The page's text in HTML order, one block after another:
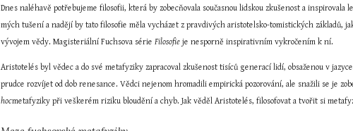
Dnes naléhavě potřebujeme filosofii, která by zobecňovala současnou lidskou zkušenost a inspirovala
mých tušení a nadějí by tato filosofie měla vycházet z pravdivých aristotelsko-tomistických základů,
vývojem vědy. Magisteriální Fuchsova série Filosofie je nesporně inspirativním vykročením k ní.
Aristotelés byl vědec a do své metafyziky zapracoval zkušenost tisíců generací lidí, obsaženou v
prudce rozvíjet od dob renesance. Vědci nejenom hromadili empirická pozorování, ale snažili se je
hocmetafyziky při veškerém riziku bloudění a chyb. Jak věděl Aristotelés, filosofovat a tvořit si